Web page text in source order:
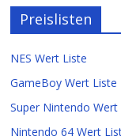
Preislisten
NES Wert Liste
GameBoy Wert Liste
Super Nintendo Wert
Nintendo 64 Wert